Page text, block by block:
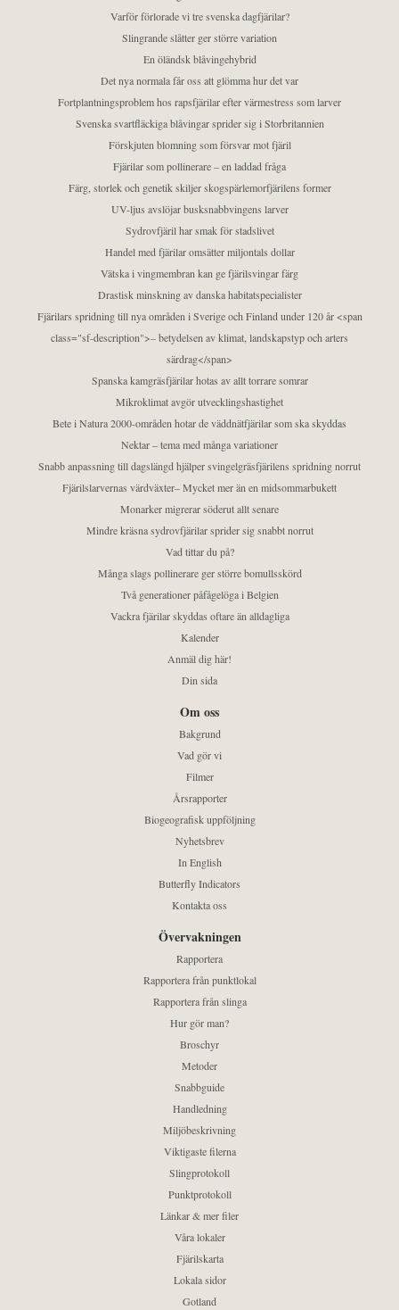
Varför förlorade vi tre svenska dagfjärilar?
Slingrande slåtter ger större variation
En öländsk blåvingehybrid
Det nya normala får oss att glömma hur det var
Fortplantningsproblem hos rapsfjärilar efter värmestress som larver
Svenska svartfläckiga blåvingar sprider sig i Storbritannien
Förskjuten blomning som försvar mot fjäril
Fjärilar som pollinerare – en laddad fråga
Färg, storlek och genetik skiljer skogspärlemorfjärilens former
UV-ljus avslöjar busksnabbvingens larver
Sydrovfjäril har smak för stadslivet
Handel med fjärilar omsätter miljontals dollar
Vätska i vingmembran kan ge fjärilsvingar färg
Drastisk minskning av danska habitatspecialister
Fjärilars spridning till nya områden i Sverige och Finland under 120 år <span
class="sf-description">– betydelsen av klimat, landskapstyp och arters
särdrag</span>
Spanska kamgräsfjärilar hotas av allt torrare somrar
Mikroklimat avgör utvecklingshastighet
Bete i Natura 2000-områden hotar de väddnätfjärilar som ska skyddas
Nektar – tema med många variationer
Snabb anpassning till dagslängd hjälper svingelgräsfjärilens spridning norrut
Fjärilslarvernas värdväxter– Mycket mer än en midsommarbukett
Monarker migrerar söderut allt senare
Mindre kräsna sydrovfjärilar sprider sig snabbt norrut
Vad tittar du på?
Många slags pollinerare ger större bomullsskörd
Två generationer påfågelöga i Belgien
Vackra fjärilar skyddas oftare än alldagliga
Kalender
Anmäl dig här!
Din sida
Om oss
Bakgrund
Vad gör vi
Filmer
Årsrapporter
Biogeografisk uppföljning
Nyhetsbrev
In English
Butterfly Indicators
Kontakta oss
Övervakningen
Rapportera
Rapportera från punktlokal
Rapportera från slinga
Hur gör man?
Broschyr
Metoder
Snabbguide
Handledning
Miljöbeskrivning
Viktigaste filerna
Slingprotokoll
Punktprotokoll
Länkar & mer filer
Våra lokaler
Fjärilskarta
Lokala sidor
Gotland